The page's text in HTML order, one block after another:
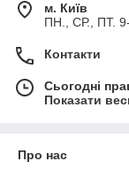
м. Київ
ПН., СР., ПТ. 9-
Контакти
Сьогодні
Показати
Про нас